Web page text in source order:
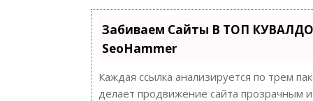
Забиваем Сайты В ТОП
SeoHammer
Каждая ссылка анализируется по трем
делает продвижение сайта прозрачным